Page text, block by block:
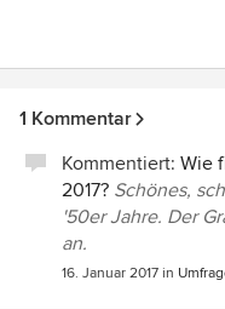
1 Kommentar
Kommentiert: Wie
2017? Schönes,
'50er Jahre. Der
an.
16. Januar 2017 in